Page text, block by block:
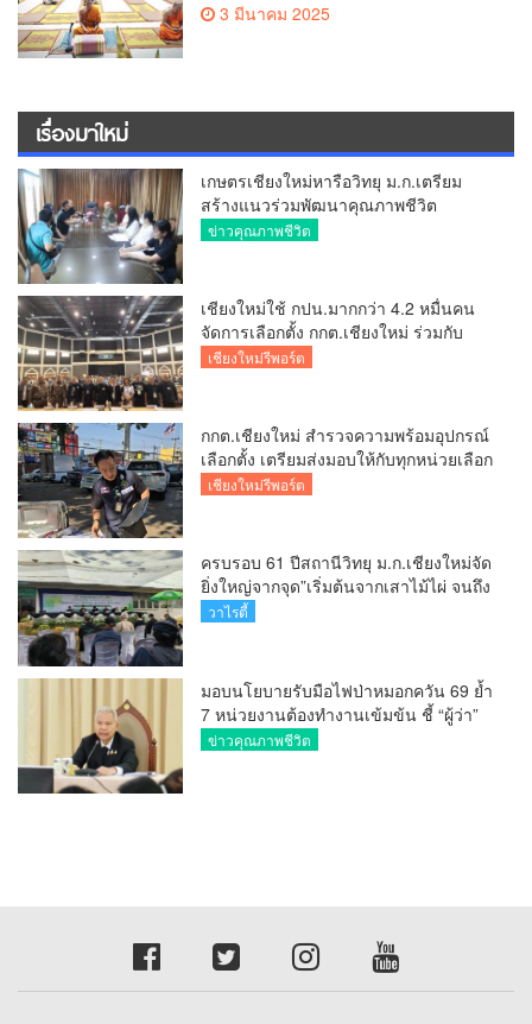
3 มีนาคม 2025
เรื่องมาใหม่
เกษตรเชียงใหม่หารือวิทยุ ม.ก.เตรียม
สร้างแนวร่วมพัฒนาคุณภาพชีวิต
เกษตรกร สื่อสารข้อมูลถูกต้องขับเคลื่อน
ข่าวคุณภาพชีวิต
เชียงใหม่ใช้ กปน.มากกว่า 4.2 หมื่นคน
จัดการเลือกตั้ง กกต.เชียงใหม่ ร่วมกับ
นายอำเภอหางดง ตรวจความเรียบร้อย
เชียงใหม่รีพอร์ต
กกต.เชียงใหม่ สำรวจความพร้อมอุปกรณ์
เลือกตั้ง เตรียมส่งมอบให้กับทุกหน่วยเลือก
ตั้งในวันพรุ่งนี้
เชียงใหม่รีพอร์ต
ครบรอบ 61 ปีสถานีวิทยุ ม.ก.เชียงใหม่จัด
ยิ่งใหญ่จากจุด”เริ่มต้นจากเสาไม้ไผ่ จนถึง
วันที่มี KURplus ในวันนี้”
วาไรตี้
มอบนโยบายรับมือไฟป่าหมอกควัน 69 ย้ำ
7 หน่วยงานต้องทำงานเข้มข้น ชี้ “ผู้ว่า”
คีย์แมนสำคัญทำปัญหาลด
ข่าวคุณภาพชีวิต